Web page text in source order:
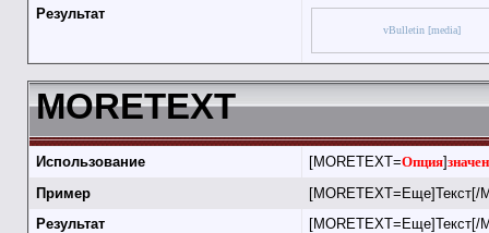
Результат
vBulletin [media]
MORETEXT
Использование [MORETEXT=Опция]
Пример
[MORETEXT=Еще]Текст[/
Результат
[MORETEXT=Еще]Текст[/